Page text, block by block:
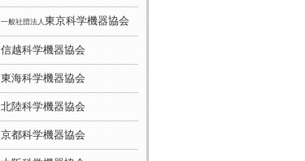
一般社団法人 東京科学機器協会
信越科学機器協会
東海科学機器協会
北陸科学機器協会
京都科学機器協会